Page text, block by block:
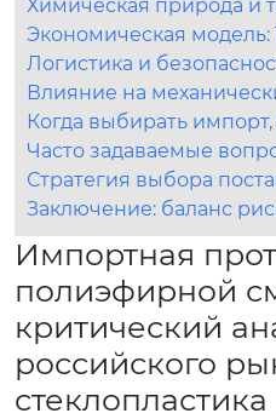
Химическая природа и
Экономическая
Логистика и
Влияние на
Когда выбирать
Часто задаваемые
Стратегия выбора
Заключение: баланс
Импортная
полиэфирной
критический
российского
стеклопластика